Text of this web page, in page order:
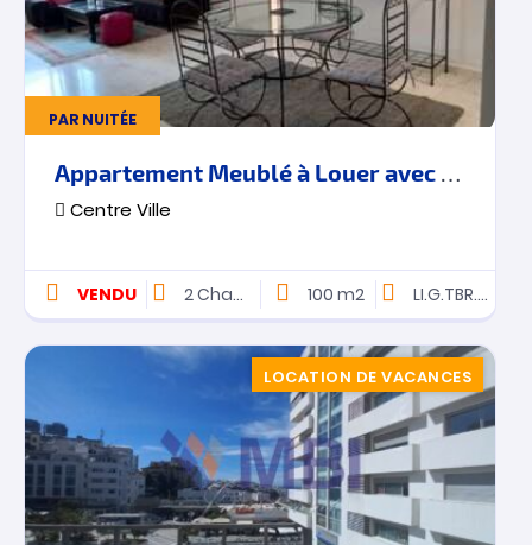
PAR NUITÉE
Appartement Meublé à Louer avec terrasse – Centre Ville – Tanger
Centre Ville
VENDU 2Chambres 100 m2 LI.G.TBR.216
LOCATION DE VACANCES